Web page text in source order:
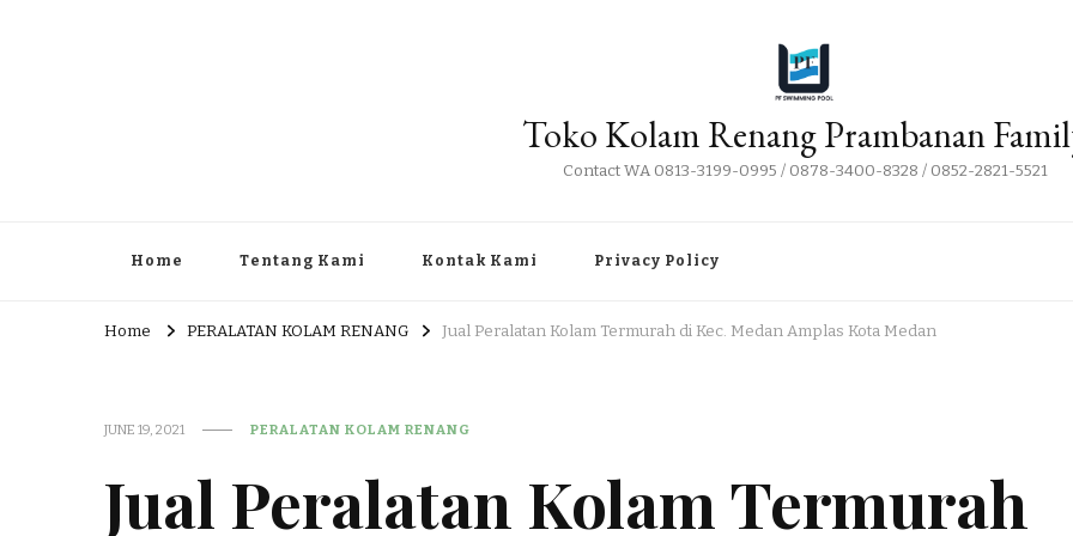
Toko Kolam Renang Prambanan
Contact WA 0813-3199-0995 / 0878-3400-8328 / 0852-2821-5521
Home Tentang Kami Kontak Kami Privacy Policy
Home PERALATAN KOLAM RENANG Jual Peralatan Kolam Termurah di Kec. Medan Amplas Kota Medan
JUNE 19, 2021 PERALATAN KOLAM RENANG
Jual Peralatan Kolam Termurah